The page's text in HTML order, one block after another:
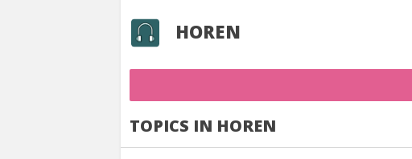
HOREN
TOPICS IN HOREN